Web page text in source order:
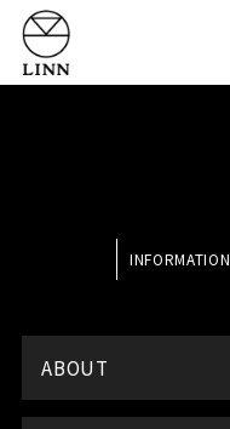
INFORMATION
ABOUT